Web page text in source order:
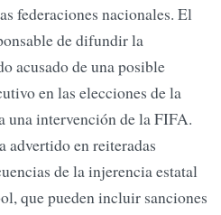
federaciones nacionales. El
de difundir la
acusado de una posible
en las elecciones de la
intervención de la FIFA.
advertido en reiteradas
de la injerencia estatal
que pueden incluir sanciones